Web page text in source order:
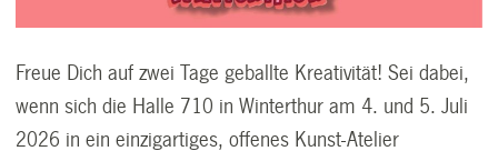
Freue Dich auf zwei Tage geballte Kreativität! Sei dabei,
wenn sich die Halle 710 in Winterthur am 4. und 5. Juli
2026 in ein einzigartiges, offenes Kunst-Atelier